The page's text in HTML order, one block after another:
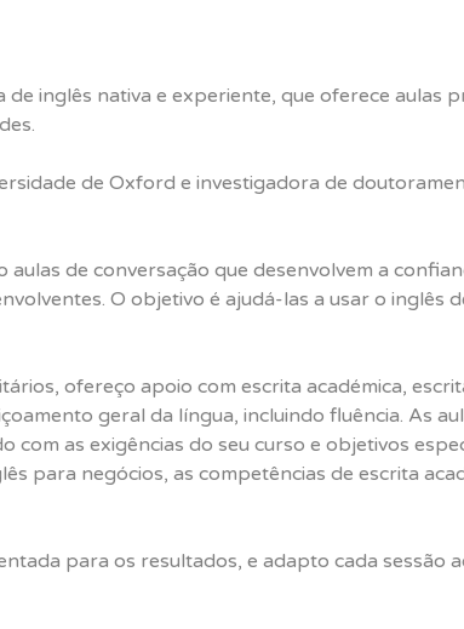
de inglês nativa e experiente, que oferece aulas
de Oxford e investigadora de
aulas de conversação que desenvolvem a
O objetivo é ajudá-las a usar o inglês
ofereço apoio com escrita académica,
geral da língua, incluindo fluência. As
com as exigências do seu curso e objetivos
para negócios, as competências de escrita
para os resultados, e adapto cada sessão